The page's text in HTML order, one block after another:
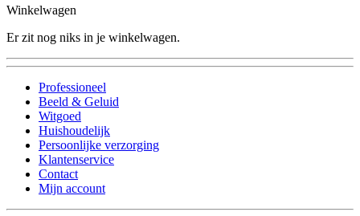
Winkelwagen
Er zit nog niks in je winkelwagen.
Professioneel
Beeld & Geluid
Witgoed
Huishoudelijk
Persoonlijke verzorging
Klantenservice
Contact
Mijn account